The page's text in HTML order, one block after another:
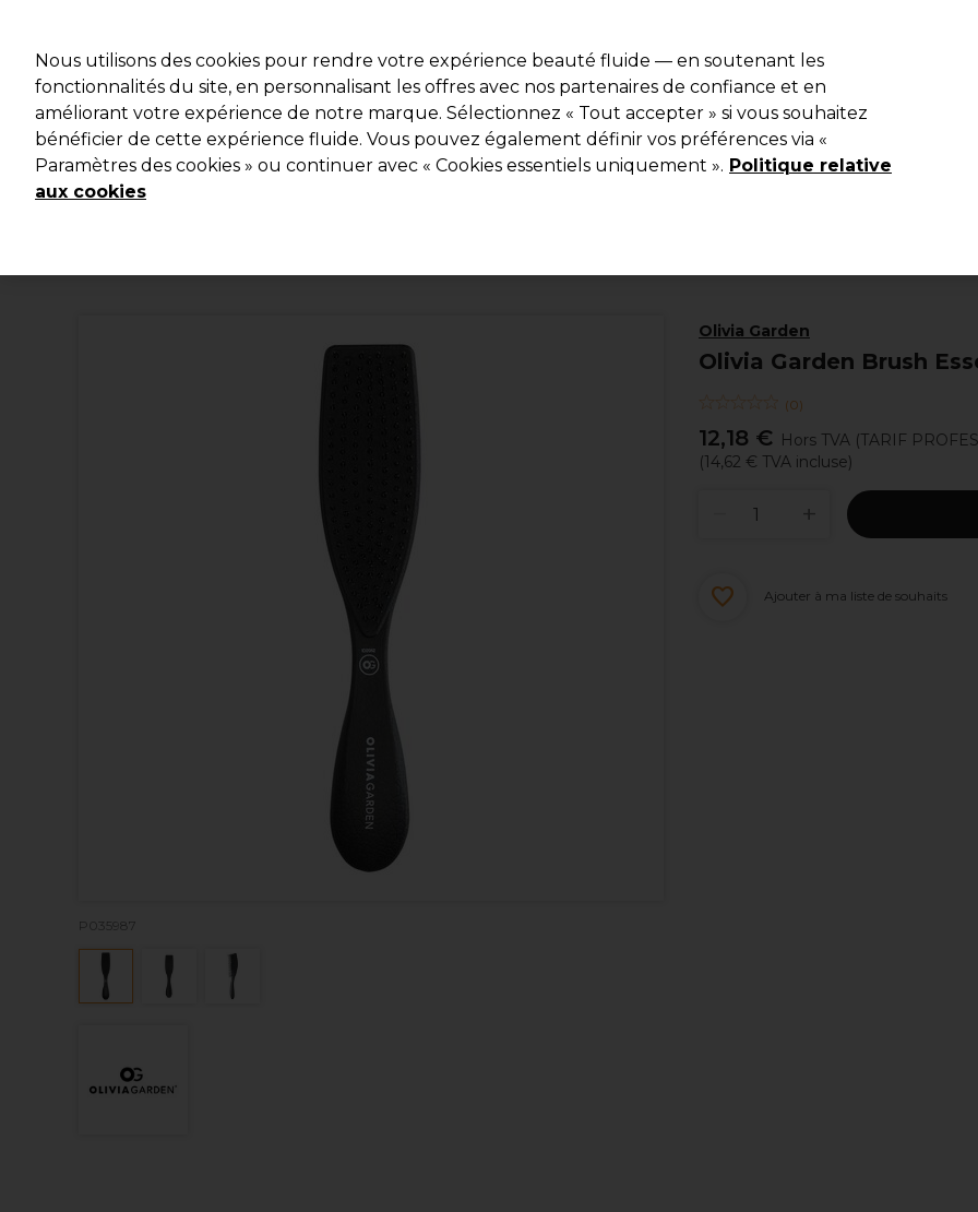
Rechercher
Marques Bons plans Coiffure Electro et Matériel Equipement de salon Beauté Hommes Les
Livraison et délais
Olivia Garden
Olivia Garden Brush
(0)
12,18 € Hors TVA (TARIF
(14,62 € TVA incluse)
P035987
Ajouter à ma liste de souhaits
Nous utilisons des cookies pour rendre votre expérience beauté fluide — en soutenant les
fonctionnalités du site, en personnalisant les offres avec nos partenaires de confiance et en
améliorant votre expérience de notre marque. Sélectionnez « Tout accepter » si vous souhaitez
bénéficier de cette expérience fluide. Vous pouvez également définir vos préférences via «
Paramètres des cookies » ou continuer avec « Cookies essentiels uniquement ». Politique relative
aux cookies